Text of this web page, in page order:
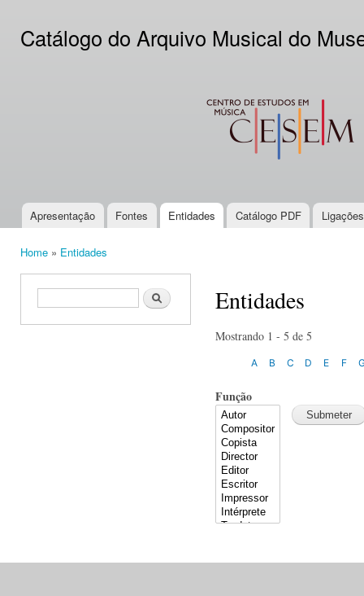
Catálogo do Arquivo Musical do
CESEM
Main menu
Apresentação Fontes Entidades Catálogo PDF
Home » Entidades
Search form Search Entidades
Mostrando 1 - 5 de 5
A B C D E F
Função